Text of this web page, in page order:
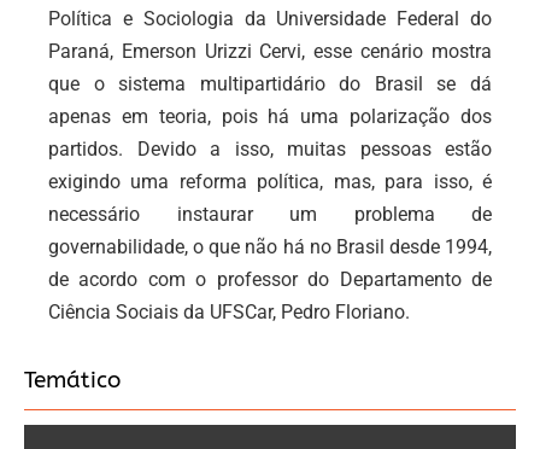
Política e Sociologia da Universidade Federal do
Paraná, Emerson Urizzi Cervi, esse cenário mostra
que o sistema multipartidário do Brasil se dá
apenas em teoria, pois há uma polarização dos
partidos. Devido a isso, muitas pessoas estão
exigindo uma reforma política, mas, para isso, é
necessário instaurar um problema de
governabilidade, o que não há no Brasil desde 1994,
de acordo com o professor do Departamento de
Ciência Sociais da UFSCar, Pedro Floriano.
Temático